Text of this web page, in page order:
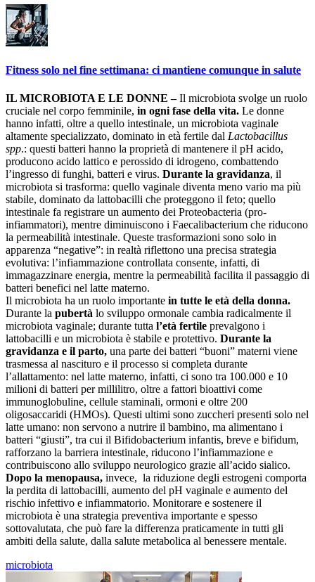
Fitness solo nel fine settimana: ci mantiene comunque in salute
IL MICROBIOTA E LE DONNE –Il microbiota svolge un ruolo
cruciale nel corpo femminile, in ogni fase della vita. Le donne
hanno infatti, oltre a quello intestinale, un microbiota vaginale
altamente specializzato, dominato in età fertile dal Lactobacillus
spp.: questi batteri hanno la proprietà di mantenere il pH acido,
producono acido lattico e perossido di idrogeno, combattendo
l’ingresso di funghi, batteri e virus. Durante la gravidanza, il
microbiota si trasforma: quello vaginale diventa meno vario ma più
stabile, dominato da lattobacilli che proteggono il feto; quello
intestinale fa registrare un aumento dei Proteobacteria (pro-
infiammatori), mentre diminuiscono i Faecalibacterium che riducono
la permeabilità intestinale. Queste trasformazioni sono solo in
apparenza “negative”: in realtà riflettono una precisa strategia
evolutiva: l’infiammazione controllata consente, infatti, di
immagazzinare energia, mentre la permeabilità facilita il passaggio di
batteri benefici nel latte materno.
Il microbiota ha un ruolo importante in tutte le età della donna.
Durante la pubertà lo sviluppo ormonale cambia radicalmente il
microbiota vaginale; durante tutta l’età fertile prevalgono i
lattobacilli e un microbiota è stabile e protettivo. Durante la
gravidanza e il parto, una parte dei batteri “buoni” materni viene
trasmessa al nascituro e il processo si completa durante
l’allattamento: nel latte materno, infatti, ci sono tra 100.000 e 10
milioni di batteri per millilitro, oltre a fattori bioattivi come
immunoglobuline, cellule staminali, ormoni e oltre 200
oligosaccaridi (HMOs). Questi ultimi sono zuccheri presenti solo nel
latte umano: non servono a nutrire il bambino, ma alimentano i
batteri “giusti”, tra cui il Bifidobacterium infantis, breve e bifidum,
rafforzano la barriera intestinale, riducono l’infiammazione e
contribuiscono allo sviluppo neurologico grazie all’acido sialico.
Dopo la menopausa, invece, la riduzione degli estrogeni comporta
la perdita di lattobacilli, aumento del pH vaginale e aumento del
rischio infettivo e infiammatorio. Monitorare e sostenere il
microbiota è una strategia preventiva importante e spesso
sottovalutata, che può fare la differenza praticamente in tutti gli
ambiti della salute, dalla salute metabolica al benessere mentale.
microbiota